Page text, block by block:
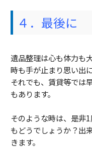
４．最後に
遺品整理は心も体力も
時も手が止まり思い出
それでも、賃貸等では
もあります。
そのような時は、是非
もどうでしょうか？出
きます。